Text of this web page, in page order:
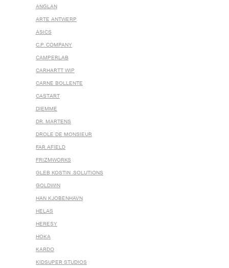
ANGLAN
ARTE ANTWERP
ASICS
C.P. COMPANY
CAMPERLAB
CARHARTT WIP
CARNE BOLLENTE
CASTART
DIEMME
DR. MARTENS
DROLE DE MONSIEUR
FAR AFIELD
FRIZMWORKS
GLEB KOSTIN .SOLUTIONS
GOLDWIN
HAN KJOBENHAVN
HELAS
HERESY
HOKA
KARDO
KIDSUPER STUDIOS